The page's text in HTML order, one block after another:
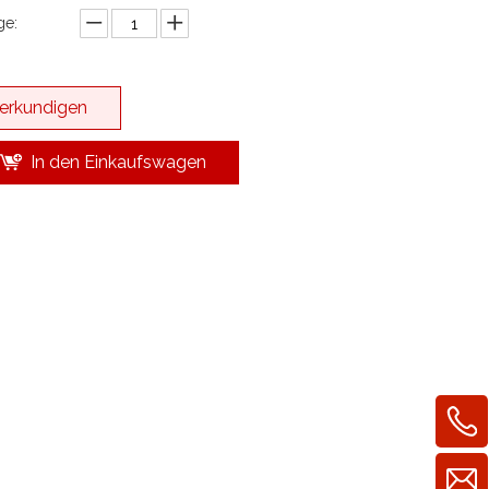
erkundigen
In den Einkaufswagen